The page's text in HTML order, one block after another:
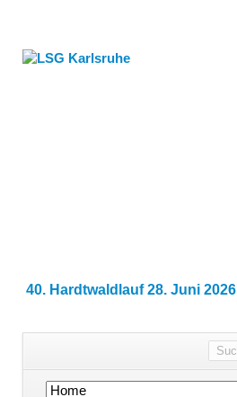
40. Hardtwaldlauf 28. Juni 2026
Navigation